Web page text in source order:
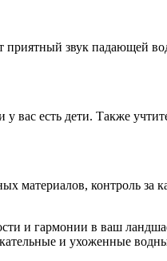
звук падающей
вас есть дети. Также
материалов, контроль
и гармонии в ваш
и ухоженные